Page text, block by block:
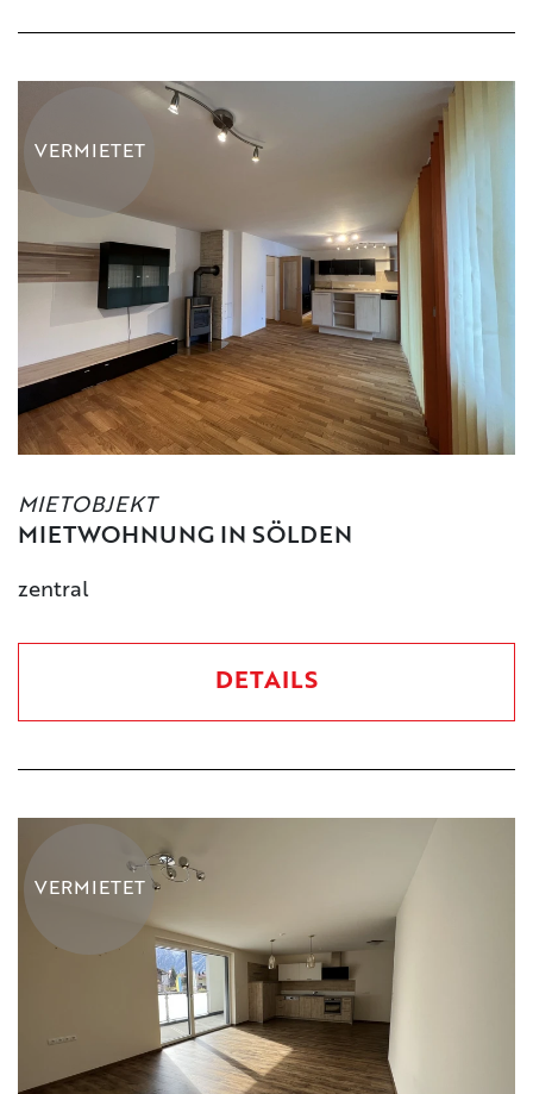
VERMIETET
MIETOBJEKT
MIETWOHNUNG IN SÖLDEN
zentral
DETAILS
VERMIETET